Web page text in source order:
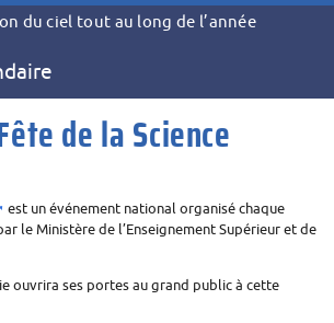
du ciel tout au long de l’année
Fête de la Science
est un événement national organisé chaque
le Ministère de l’Enseignement Supérieur et de
ouvrira ses portes au grand public à cette